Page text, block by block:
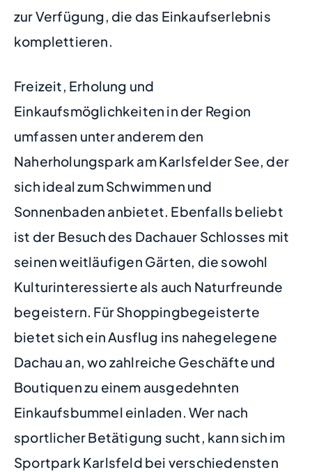
zur Verfügung, die das Einkaufserlebnis
komplettieren.
Freizeit, Erholung und
Einkaufsmöglichkeiten in der Region
umfassen unter anderem den
Naherholungspark am Karlsfelder See, der
sich ideal zum Schwimmen und
Sonnenbaden anbietet. Ebenfalls beliebt
ist der Besuch des Dachauer Schlosses mit
seinen weitläufigen Gärten, die sowohl
Kulturinteressierte als auch Naturfreunde
begeistern. Für Shoppingbegeisterte
bietet sich ein Ausflug ins nahegelegene
Dachau an, wo zahlreiche Geschäfte und
Boutiquen zu einem ausgedehnten
Einkaufsbummel einladen. Wer nach
sportlicher Betätigung sucht, kann sich im
Sportpark Karlsfeld bei verschiedensten